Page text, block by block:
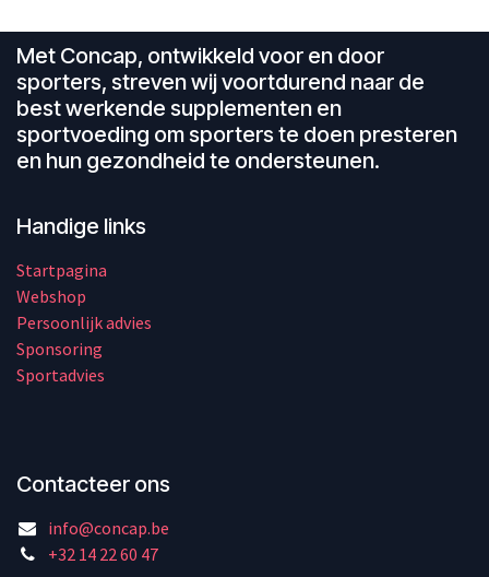
Met Concap, ontwikkeld voor en door
sporters, streven wij voortdurend naar de
best werkende supplementen en
sportvoeding om sporters te doen presteren
en hun gezondheid te ondersteunen.
Handige links
Startpagina
Webshop
Persoonlijk advies
Sponsoring
Sportadvies
Contacteer ons
info@concap.be
+32 14 22 60 47